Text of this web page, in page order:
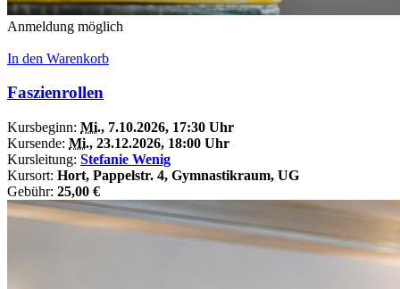
Anmeldung möglich
In den Warenkorb
Faszienrollen
Kursbeginn: Mi., 7.10.2026, 17:30 Uhr
Kursende: Mi., 23.12.2026, 18:00 Uhr
Kursleitung: Stefanie Wenig
Kursort: Hort, Pappelstr. 4, Gymnastikraum, UG
Gebühr: 25,00 €